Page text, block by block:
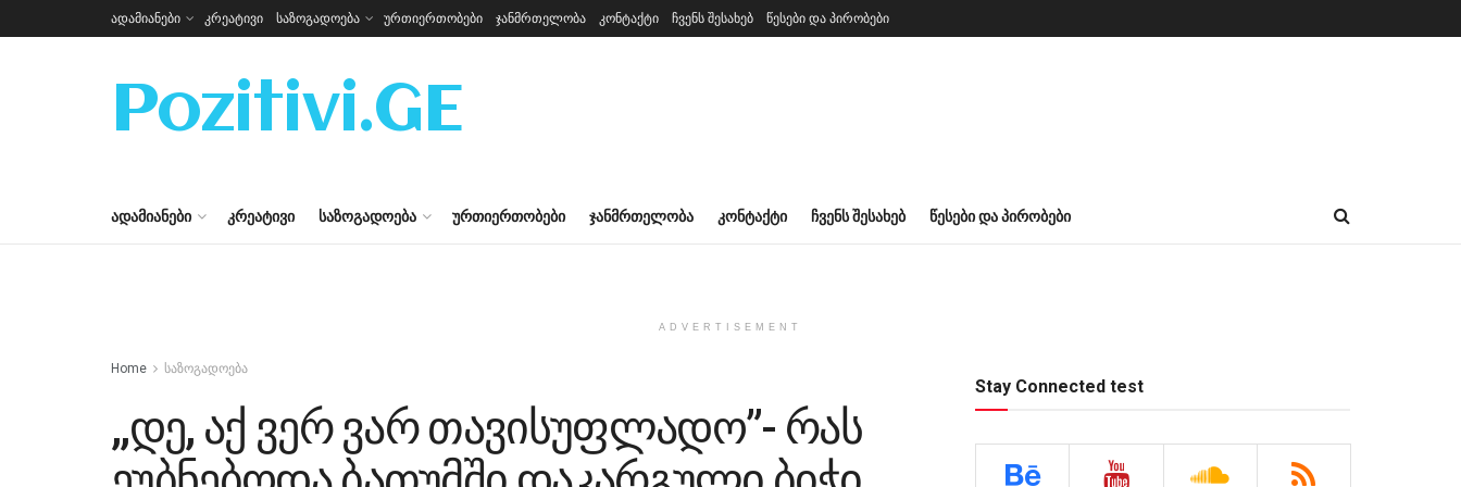
ადამიანები კრეატივი საზოგადოება ურთიერთობები ჯანმრთელობა კონტაქტი ჩვენს შესახებ წესები და პირობები
Pozitivi.GE
ᲐᲓᲐᲛᲘᲐᲜᲔᲑᲘ ᲙᲠᲔᲐᲢᲘᲕᲘ ᲡᲐᲖᲝᲒᲐᲓᲝᲔᲑᲐ ᲣᲠᲗᲘᲔᲠᲗᲝᲑᲔᲑᲘ ᲯᲐᲜᲛᲠᲗᲔᲚᲝᲑᲐ ᲙᲝᲜᲢᲐᲥᲢᲘ ᲩᲕᲔᲜᲡ ᲨᲔᲡᲐᲮᲔᲑ ᲬᲔᲡᲔᲑᲘ ᲓᲐ ᲞᲘᲠᲝᲑᲔᲑᲘ
ADVERTISEMENT
Home საზოგადოება
,,დე, აქ ვერ ვარ თავისუფლადო”- რას
Stay Connected test